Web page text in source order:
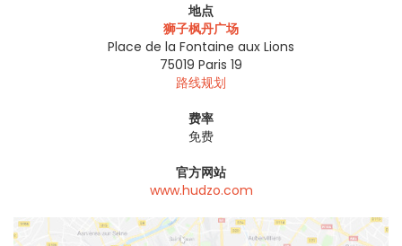
地点
狮子枫丹广场
Place de la Fontaine aux Lions
75019 Paris 19
路线规划
费率
免费
官方网站
www.hudzo.com